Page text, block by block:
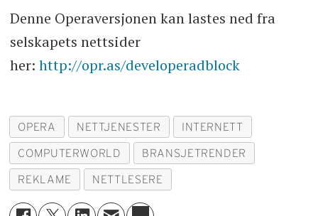
Denne Operaversjonen kan lastes ned fra
selskapets nettsider
her: http://opr.as/developeradblock
OPERA NETTJENESTER INTERNETT
COMPUTERWORLD BRANSJETRENDER
REKLAME NETTLESERE